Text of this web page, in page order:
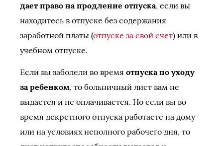
дает право на продление отпуска, если вы
находитесь в отпуске без содержания
заработной платы (отпуске за свой счет) или в
учебном отпуске.
Если вы заболели во время отпуска по уходу
за ребенком, то больничный лист вам не
выдается и не оплачивается. Но если вы во
время декретного отпуска работаете на дому
или на условиях неполного рабочего дня, то